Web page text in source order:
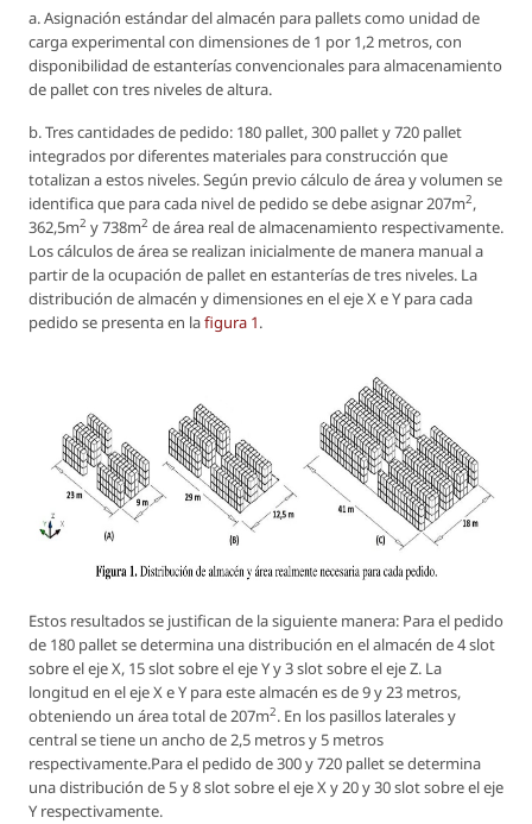
a. Asignación estándar del almacén para pallets como unidad de
carga experimental con dimensiones de 1 por 1,2 metros, con
disponibilidad de estanterías convencionales para almacenamiento
de pallet con tres niveles de altura.
b. Tres cantidades de pedido: 180 pallet, 300 pallet y 720 pallet
integrados por diferentes materiales para construcción que
totalizan a estos niveles. Según previo cálculo de área y volumen se
identifica que para cada nivel de pedido se debe asignar 207m2,
362,5m2 y 738m2 de área real de almacenamiento respectivamente.
Los cálculos de área se realizan inicialmente de manera manual a
partir de la ocupación de pallet en estanterías de tres niveles. La
distribución de almacén y dimensiones en el eje X e Y para cada
pedido se presenta en lafigura 1.
Estos resultados se justifican de la siguiente manera: Para el pedido
de 180 pallet se determina una distribución en el almacén de 4 slot
sobre el eje X, 15 slot sobre el eje Y y 3 slot sobre el eje Z. La
longitud en el eje X e Y para este almacén es de 9 y 23 metros,
obteniendo un área total de 207m2. En los pasillos laterales y
central se tiene un ancho de 2,5 metros y 5 metros
respectivamente.Para el pedido de 300 y 720 pallet se determina
una distribución de 5 y 8 slot sobre el eje X y 20 y 30 slot sobre el eje
Y respectivamente.